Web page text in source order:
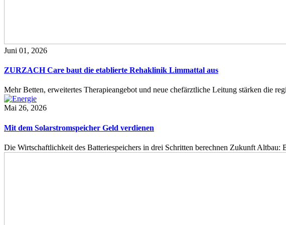
Juni 01, 2026
ZURZACH Care baut die etablierte Rehaklinik Limmattal aus
Mehr Betten, erweitertes Therapieangebot und neue chefärztliche Leitung stärken die
Mai 26, 2026
Mit dem Solarstromspeicher Geld verdienen
Die Wirtschaftlichkeit des Batteriespeichers in drei Schritten berechnen Zukunft